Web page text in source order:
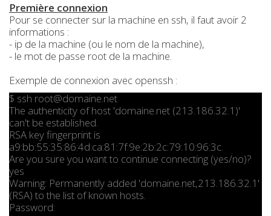
Première connexion
Pour se connecter sur la machine en ssh, il faut avoir 2
informations :
- ip de la machine (ou le nom de la machine),
- le mot de passe root de la machine.
Exemple de connexion avec openssh :
$ ssh root@domaine.net
The authenticity of host 'domaine.net (213.186.32.1)'
can't be established.
RSA key fingerprint is
a9:bb:55:35:86:4d:ca:81:7f:9e:2b:2c:79:10:96:3c.
Are you sure you want to continue connecting (yes/no)?
yes
Warning: Permanently added 'domaine.net,213.186.32.1'
(RSA) to the list of known hosts.
Password: